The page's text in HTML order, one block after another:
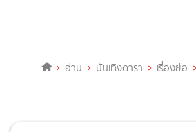
อ่าน บันเทิงดารา เรื่องย่อ